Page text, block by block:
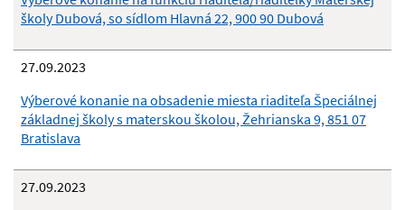
školy Dubová, so sídlom Hlavná 22, 900 90 Dubová
27.09.2023
Výberové konanie na obsadenie miesta riaditeľa Špeciálnej
základnej školy s materskou školou, Žehrianska 9, 851 07
Bratislava
27.09.2023